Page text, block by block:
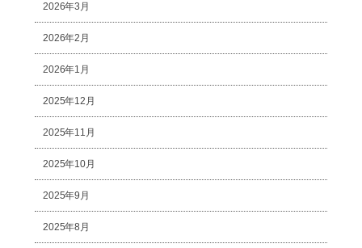
2026年3月
2026年2月
2026年1月
2025年12月
2025年11月
2025年10月
2025年9月
2025年8月